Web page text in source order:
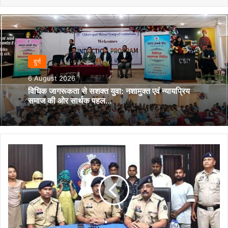
दुर्ग
6 August 2026
विधिक जागरूकता से सशक्त युवा: नशामुक्त एवं न्यायप्रिय
समाज की ओर सार्थक पहल…
में
चोरी
करने
वाले
अंतरजिला
गिरोह